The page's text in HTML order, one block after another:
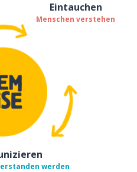
Eintauchen
Menschen verstehen
werden